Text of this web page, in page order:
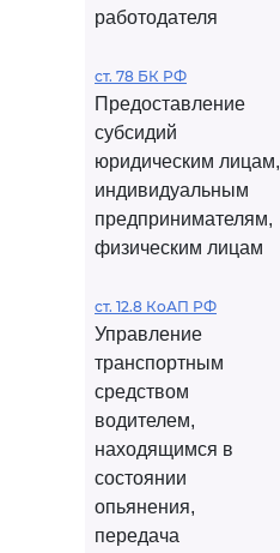
работодателя
ст. 78 БК РФ
Предоставление
субсидий
юридическим лицам,
индивидуальным
предпринимателям,
физическим лицам
ст. 12.8 КоАП РФ
Управление
транспортным
средством
водителем,
находящимся в
состоянии
опьянения,
передача